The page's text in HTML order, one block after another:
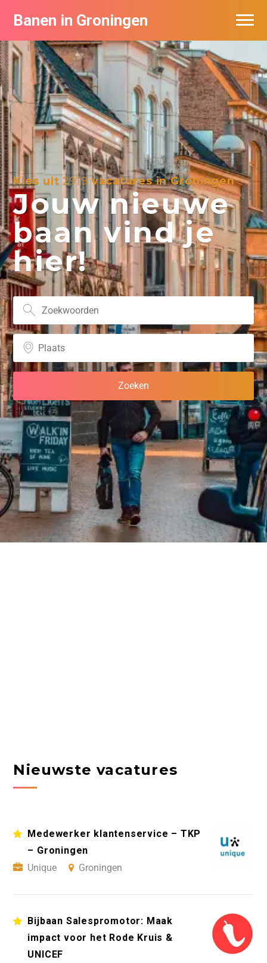
Banen in Groningen
Kies uit2919vacatures in Groningen
Jouw nieuwe
baan vind je
hier!
Nieuwste vacatures
Medewerker klantenservice – TKP
– Groningen
Unique
Groningen
Bijbaan Salespromotor: Maak
impact voor het Rode Kruis &
UNICEF
Vacatures per bedrijf
De populairste vacatures in Groningen
Nieuwsbrief feed